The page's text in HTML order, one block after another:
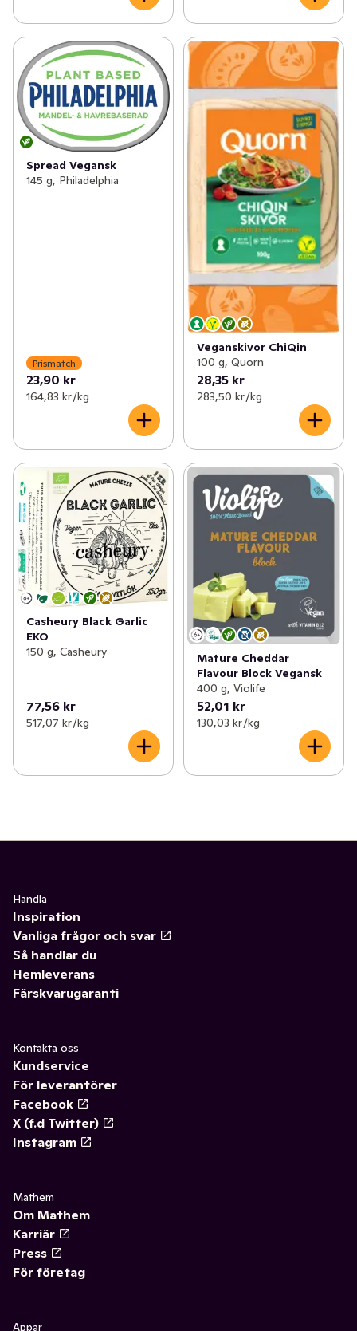
Spread Vegansk
145 g, Philadelphia
Prismatch
23,90 kr
164,83 kr /kg
Veganskivor ChiQin
100 g, Quorn
28,35 kr
283,50 kr /kg
Casheury Black Garlic
EKO
150 g, Casheury
77,56 kr
517,07 kr /kg
Mature Cheddar
Flavour Block Vegansk
400 g, Violife
52,01 kr
130,03 kr /kg
Handla
Inspiration
Vanliga frågor och svar
Så handlar du
Hemleverans
Färskvarugaranti
Kontakta oss
Kundservice
För leverantörer
Facebook
X (f.d Twitter)
Instagram
Mathem
Om Mathem
Karriär
Press
För företag
Appar